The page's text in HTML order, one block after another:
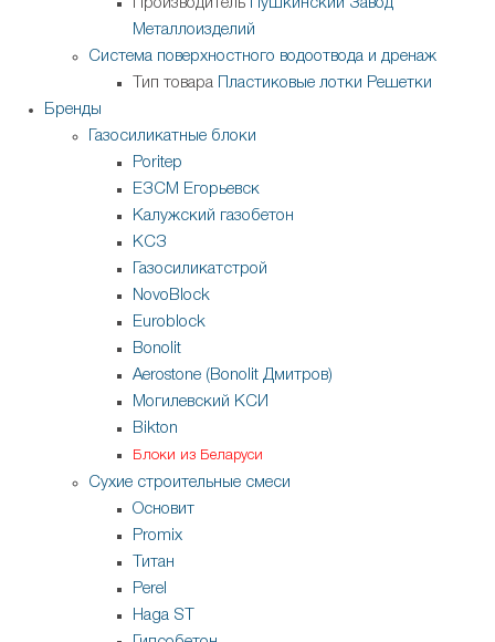
Производитель
Пушкинский Завод
Металлоизделий
Система поверхностного водоотвода и дренаж
Тип товара
Пластиковые лотки Решетки
Бренды
Газосиликатные блоки
Poritep
ЕЗСМ Егорьевск
Калужский газобетон
КСЗ
Газосиликатстрой
NovoBlock
Euroblock
Bonolit
Aerostone (Bonolit Дмитров)
Могилевский КСИ
Bikton
Блоки из Беларуси
Сухие строительные смеси
Основит
Promix
Титан
Perel
Haga ST